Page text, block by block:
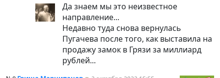
Да знаем мы это неизвестное
направление...
Недавно туда снова вернулась
Пугачева после того, как выставила на
продажу замок в Грязи за миллиард
рублей...